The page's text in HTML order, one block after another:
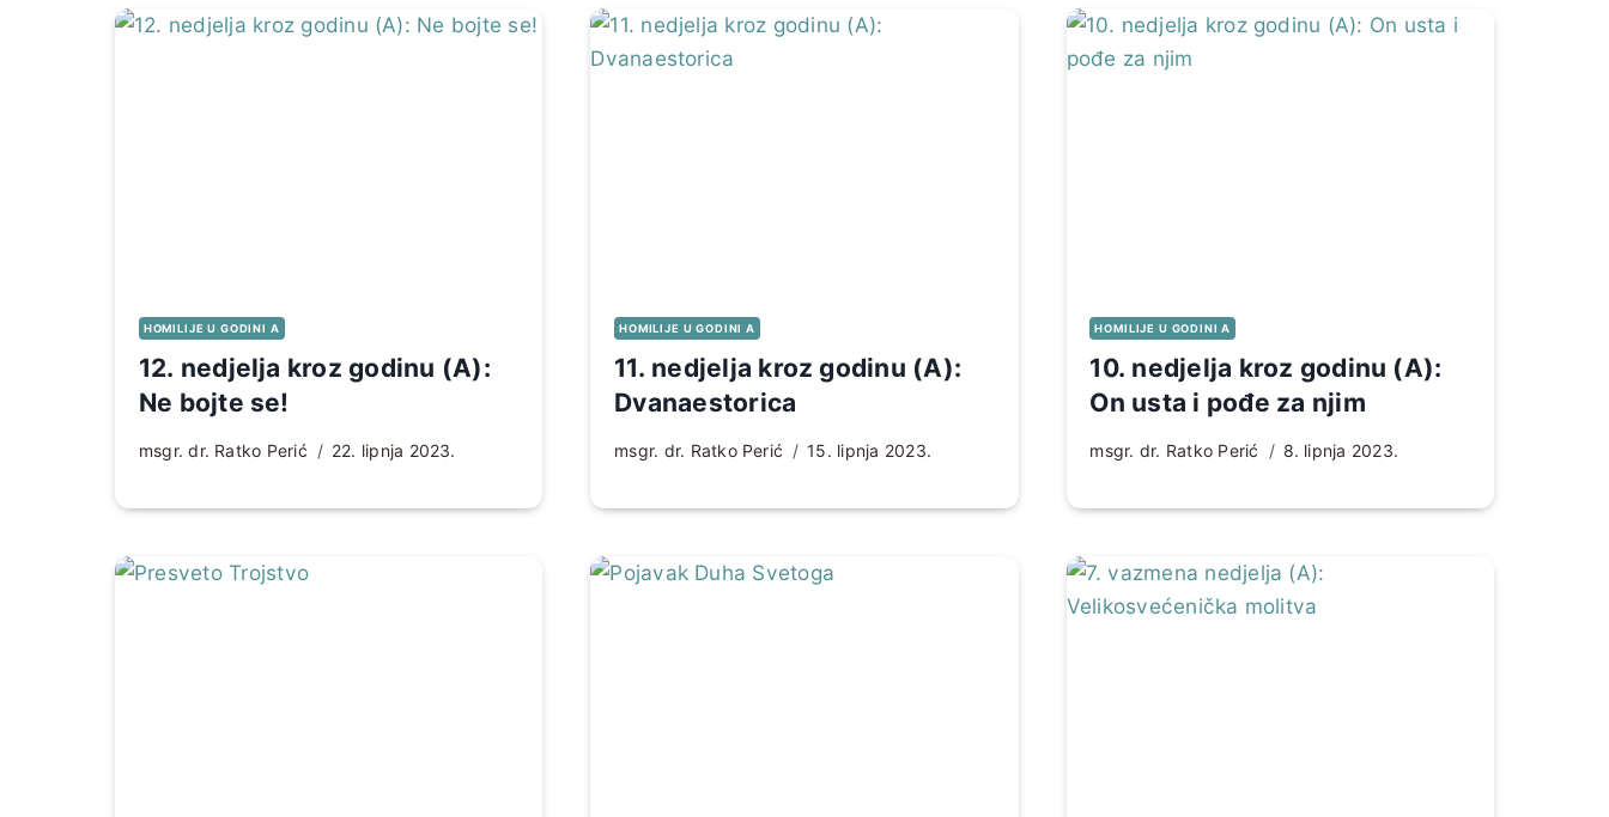
HOMILIJE U GODINI A
12. nedjelja kroz godinu (A):
Ne bojte se!
msgr. dr. Ratko Perić 22. lipnja 2023.
HOMILIJE U GODINI A
11. nedjelja kroz godinu (A):
Dvanaestorica
msgr. dr. Ratko Perić 15. lipnja 2023.
HOMILIJE U GODINI A
10. nedjelja kroz godinu (A):
On usta i pođe za njim
msgr. dr. Ratko Perić 8. lipnja 2023.